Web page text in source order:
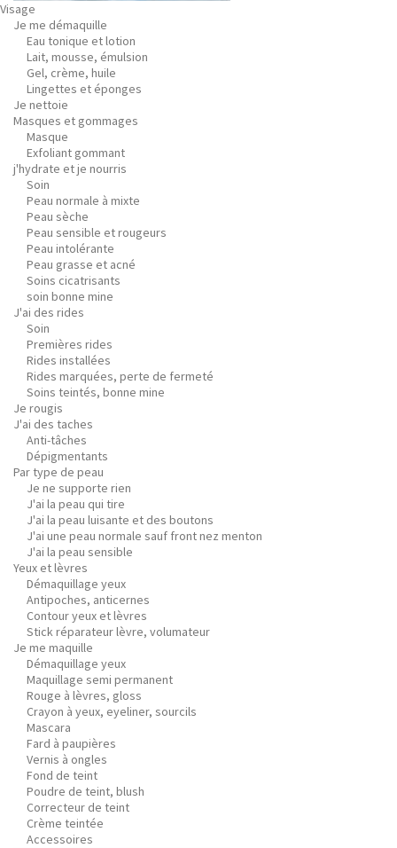
Visage
Je me démaquille
Eau tonique et lotion
Lait, mousse, émulsion
Gel, crème, huile
Lingettes et éponges
Je nettoie
Masques et gommages
Masque
Exfoliant gommant
j'hydrate et je nourris
Soin
Peau normale à mixte
Peau sèche
Peau sensible et rougeurs
Peau intolérante
Peau grasse et acné
Soins cicatrisants
soin bonne mine
J'ai des rides
Soin
Premières rides
Rides installées
Rides marquées, perte de fermeté
Soins teintés, bonne mine
Je rougis
J'ai des taches
Anti-tâches
Dépigmentants
Par type de peau
Je ne supporte rien
J'ai la peau qui tire
J'ai la peau luisante et des boutons
J'ai une peau normale sauf front nez menton
J'ai la peau sensible
Yeux et lèvres
Démaquillage yeux
Antipoches, anticernes
Contour yeux et lèvres
Stick réparateur lèvre, volumateur
Je me maquille
Démaquillage yeux
Maquillage semi permanent
Rouge à lèvres, gloss
Crayon à yeux, eyeliner, sourcils
Mascara
Fard à paupières
Vernis à ongles
Fond de teint
Poudre de teint, blush
Correcteur de teint
Crème teintée
Accessoires